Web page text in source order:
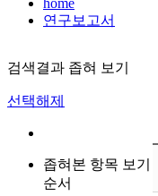
home
연구보고서
검색결과 좁혀 보기
선택해제
좁혀본 항목 보기
순서